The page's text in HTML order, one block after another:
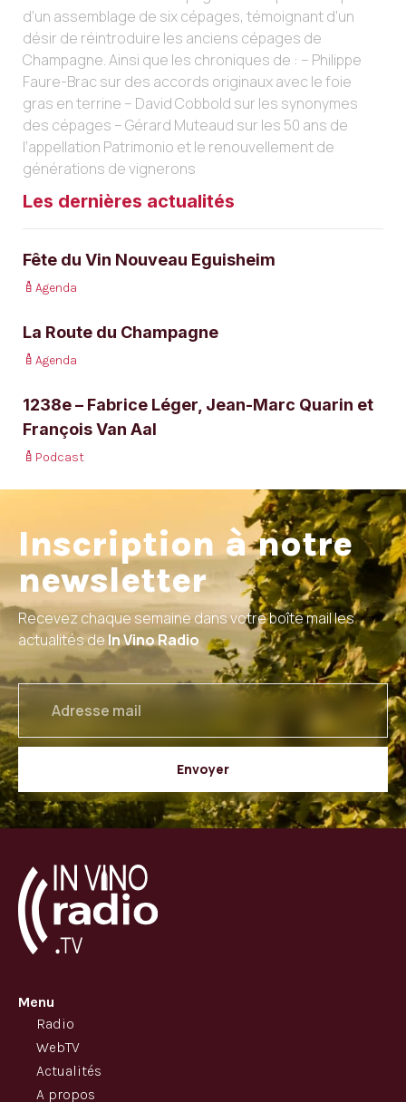
d’un assemblage de six cépages, témoignant d’un
désir de réintroduire les anciens cépages de
Champagne. Ainsi que les chroniques de : – Philippe
Faure-Brac sur des accords originaux avec le foie
gras en terrine – David Cobbold sur les synonymes
des cépages – Gérard Muteaud sur les 50 ans de
l’appellation Patrimonio et le renouvellement de
générations de vignerons
Les dernières actualités
Fête du Vin Nouveau Eguisheim
Agenda
La Route du Champagne
Agenda
1238e – Fabrice Léger, Jean-Marc Quarin et
François Van Aal
Podcast
Inscription à notre
newsletter
Recevez chaque semaine dans votre boîte mail les
actualités de In Vino Radio
email
Envoyer
Menu
Radio
WebTV
Actualités
A propos